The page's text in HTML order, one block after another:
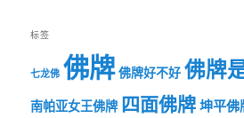
标签
七龙佛 佛牌 佛牌好不好 佛牌
南帕亚女王佛牌 四面佛牌坤平佛